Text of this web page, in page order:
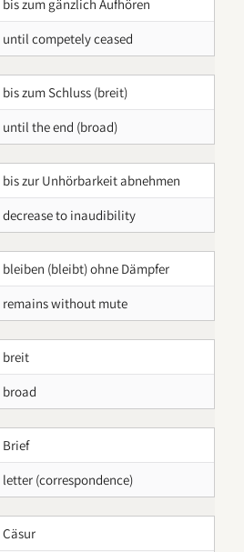
bis zum gänzlich Aufhören
until competely ceased
bis zum Schluss (breit)
until the end (broad)
bis zur Unhörbarkeit abnehmen
decrease to inaudibility
bleiben (bleibt) ohne Dämpfer
remains without mute
breit
broad
Brief
letter (correspondence)
Cäsur